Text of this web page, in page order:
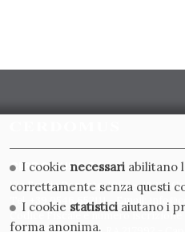
CERDOMUS S.R.L.
Via Emilia Ponente, 1000 - 48014
Tel. +39.0546.652111 - Email:
Codice Fiscale e numero
I cookie necessari abilitano
correttamente senza questi
I cookie statistici aiutano i
forma anonima.